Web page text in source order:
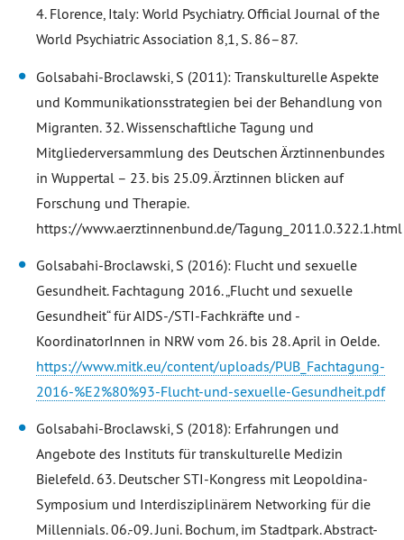
4. Florence, Italy: World Psychiatry. Official Journal of the
World Psychiatric Association 8,1, S. 86–87.
Golsabahi-Broclawski, S (2011): Transkulturelle Aspekte
und Kommunikationsstrategien bei der Behandlung von
Migranten. 32. Wissenschaftliche Tagung und
Mitgliederversammlung des Deutschen Ärztinnenbundes
in Wuppertal – 23. bis 25.09. Ärztinnen blicken auf
Forschung und Therapie.
https://www.aerztinnenbund.de/Tagung_2011.0.322.1.html
Golsabahi-Broclawski, S (2016): Flucht und sexuelle
Gesundheit. Fachtagung 2016. „Flucht und sexuelle
Gesundheit“ für AIDS-/STI-Fachkräfte und -
KoordinatorInnen in NRW vom 26. bis 28. April in Oelde.
https://www.mitk.eu/content/uploads/PUB_Fachtagung-
2016-%E2%80%93-Flucht-und-sexuelle-Gesundheit.pdf
Golsabahi-Broclawski, S (2018): Erfahrungen und
Angebote des Instituts für transkulturelle Medizin
Bielefeld. 63. Deutscher STI-Kongress mit Leopoldina-
Symposium und Interdisziplinärem Networking für die
Millennials. 06.-09. Juni. Bochum, im Stadtpark. Abstract-